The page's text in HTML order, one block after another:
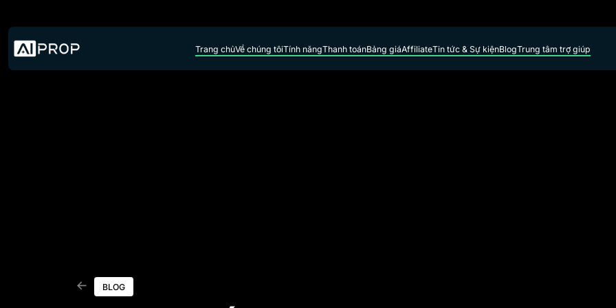
Trang chủVề chúng tôiTính năngThanh toánBảng giáAffiliateTin tức & Sự kiệnBlogTrung tâm trợ giúp
BLOG